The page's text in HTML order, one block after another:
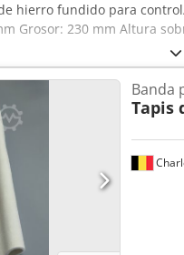
hierro fundido para
Grosor: 230 mm Altura
Banda
Tapis